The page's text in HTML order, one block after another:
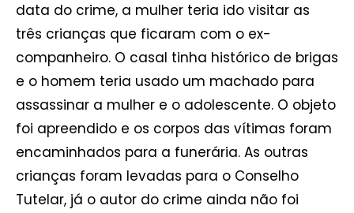
data do crime, a mulher teria ido visitar as
três crianças que ficaram com o ex-
companheiro. O casal tinha histórico de brigas
e o homem teria usado um machado para
assassinar a mulher e o adolescente. O objeto
foi apreendido e os corpos das vítimas foram
encaminhados para a funerária. As outras
crianças foram levadas para o Conselho
Tutelar, já o autor do crime ainda não foi